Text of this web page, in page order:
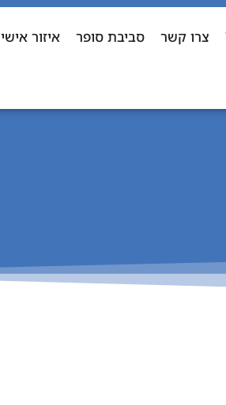
צרו קשר סביבת סופר איזור אישי